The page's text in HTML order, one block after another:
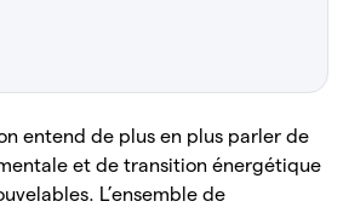
entend de plus en plus parler de
et de transition énergétique
L’ensemble de